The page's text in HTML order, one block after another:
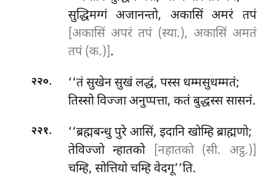
सुद्धिमग्गं अजानन्तो, अकासिं अमरं तपं
[अकासिं अपरं तपं (स्या.), अकासिं अमतं
तपं (क.)].
२२०.
‘‘तं सुखेन सुखं लद्धं, पस्स धम्मसुधम्मतं;
तिस्सो विज्जा अनुप्पत्ता, कतं बुद्धस्स सासनं.
२२१.
‘‘ब्रह्मबन्धु पुरे आसिं, इदानि खोम्हि ब्राह्मणो;
तेविज्जो न्हातको
[नहातको (सी. अट्ठ.)]
चम्हि, सोत्तियो चम्हि वेदगू’’ति.